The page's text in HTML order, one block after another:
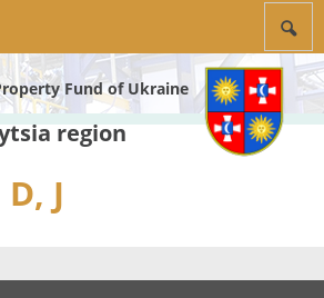
Fund of Ukraine
region
J